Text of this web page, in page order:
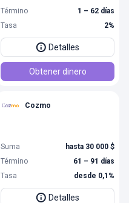
Término
1 – 62 días
Tasa
2%
Detalles
Obtener dinero
Cozmo
Suma
hasta 30 000 $
Término
61 – 91 días
Tasa
desde 0,1%
Detalles